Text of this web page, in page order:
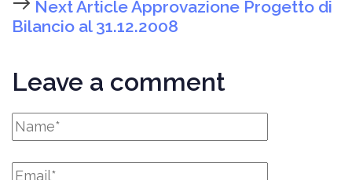
Next ArticleApprovazione Progetto di
Bilancio al 31.12.2008
Leave a comment